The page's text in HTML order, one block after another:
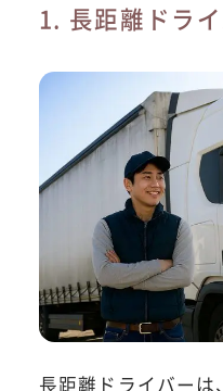
1. 長距離ドラ
長距離ドライバー